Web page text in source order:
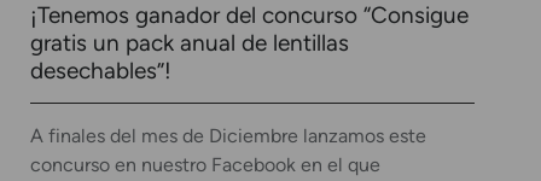
¡Tenemos ganador del concurso “Consigue
gratis un pack anual de lentillas
desechables”!
A finales del mes de Diciembre lanzamos este
concurso en nuestro Facebook en el que